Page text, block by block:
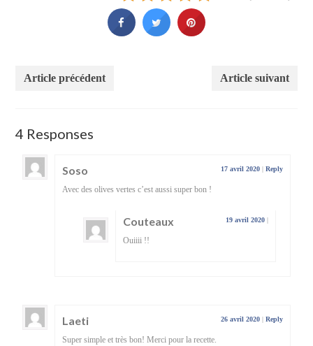
Article précédent Article suivant
4 Responses
Soso 17 avril 2020 | Reply
Avec des olives vertes c’est aussi super bon !
Couteaux 19 avril 2020 |
Ouiiii !!
Laeti 26 avril 2020 | Reply
Super simple et très bon! Merci pour la recette.